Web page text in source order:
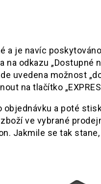
a je navíc
a na odkazu „Dostupné
uvedena možnost
na tlačítko
a poté
zboží ve vybrané
Jakmile se tak